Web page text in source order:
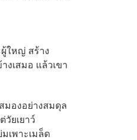
ใหญ่ สร้าง
งเสมอ แล้วเขา
มองอย่างสมดุล
ยเยาว์
เพาะเมล็ด